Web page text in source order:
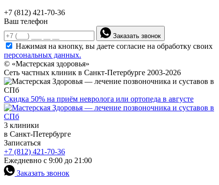
+7 (812) 421-70-36
Ваш телефон
Заказать звонок
Нажимая на кнопку, вы даете согласие на обработку своих
персональных данных.
© «Мастерская здоровья»
Сеть частных клиник в Санкт-Петербурге 2003-2026
Скидка 50% на приём невролога или ортопеда в августе
3 клиники
в Санкт-Петербурге
Записаться
+7 (812) 421-70-36
Ежедневно с 9:00 до 21:00
Заказать звонок